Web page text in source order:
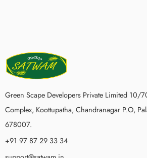
Green Scape Developers Private Limited 10/
Complex, Koottupatha, Chandranagar P.O,
678007.
+91 97 87 29 33 34